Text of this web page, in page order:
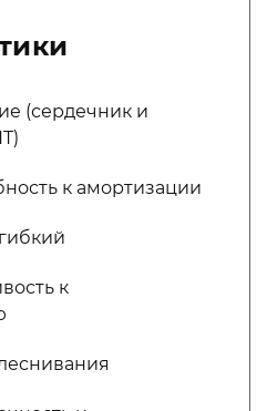
(сердечник и
к амортизации
к